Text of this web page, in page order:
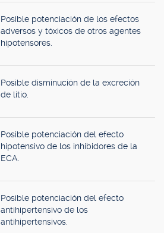
Posible potenciación de los efectos
adversos y tóxicos de otros agentes
hipotensores.
Posible disminución de la excreción
de litio.
Posible potenciación del efecto
hipotensivo de los inhibidores de la
ECA.
Posible potenciación del efecto
antihipertensivo de los
antihipertensivos.